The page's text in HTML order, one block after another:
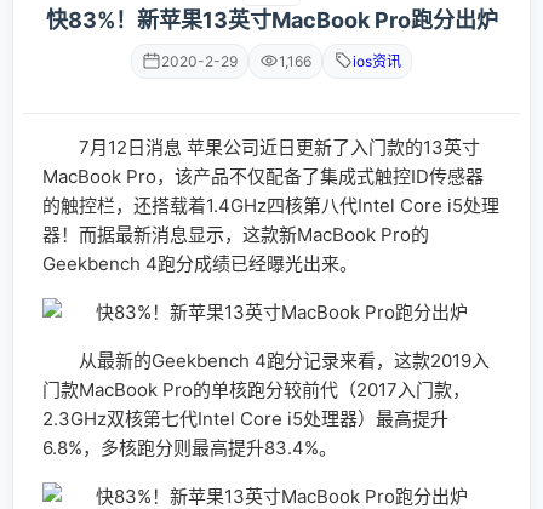
快83%！新苹果13英寸MacBook Pro跑分出炉
2020-2-29 1,166 ios资讯
7月12日消息 苹果公司近日更新了入门款的13英寸
MacBook Pro，该产品不仅配备了集成式触控ID传感器
的触控栏，还搭载着1.4GHz四核第八代Intel Core i5处理
器！而据最新消息显示，这款新MacBook Pro的
Geekbench 4跑分成绩已经曝光出来。
从最新的Geekbench 4跑分记录来看，这款2019入
门款MacBook Pro的单核跑分较前代（2017入门款，
2.3GHz双核第七代Intel Core i5处理器）最高提升
6.8%，多核跑分则最高提升83.4%。